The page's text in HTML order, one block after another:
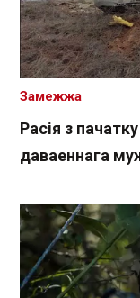
Расія з
даваеннага
Замежжа